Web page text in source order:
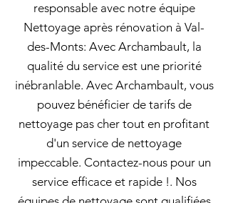
responsable avec notre équipe
Nettoyage après rénovation à Val-
des-Monts: Avec Archambault, la
qualité du service est une priorité
inébranlable. Avec Archambault, vous
pouvez bénéficier de tarifs de
nettoyage pas cher tout en profitant
d'un service de nettoyage
impeccable. Contactez-nous pour un
service efficace et rapide !. Nos